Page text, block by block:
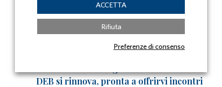
Scuola di sensibilizzazione socio-
politica “Mario Fani”
DEB si rinnova, pronta a offrirvi incontri
ACCETTA
Rifiuta
Preferenze di consenso